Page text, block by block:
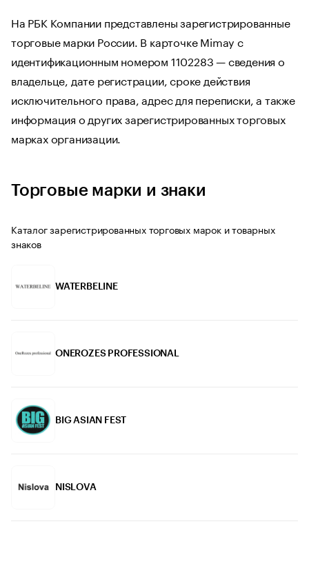
На РБК Компании представлены зарегистрированные
торговые марки России. В карточке Mimay с
идентификационным номером 1102283 — сведения о
владельце, дате регистрации, сроке действия
исключительного права, адрес для переписки, а также
информация о других зарегистрированных торговых
марках организации.
Торговые марки и знаки
Каталог зарегистрированных торговых марок и товарных
знаков
WATERBELINE
ONEROZES PROFESSIONAL
BIG ASIAN FEST
NISLOVA